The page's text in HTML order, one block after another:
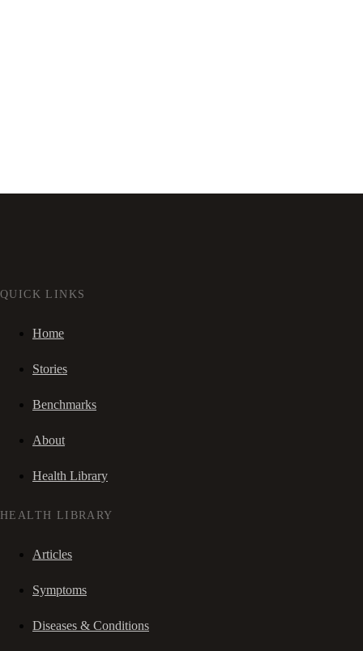
QUICK LINKS
Home
Stories
Benchmarks
About
Health Library
HEALTH LIBRARY
Articles
Symptoms
Diseases & Conditions